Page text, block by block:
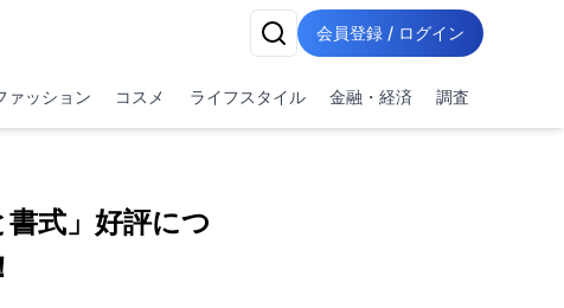
会員登録 / ログイン
ァッション コスメ ライフスタイル 金融・経済 調査
式」好評につ